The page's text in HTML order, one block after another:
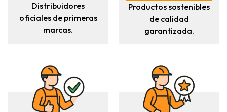
Distribuidores
oficiales de primeras
marcas.
Productos sostenibles
de calidad
garantizada.